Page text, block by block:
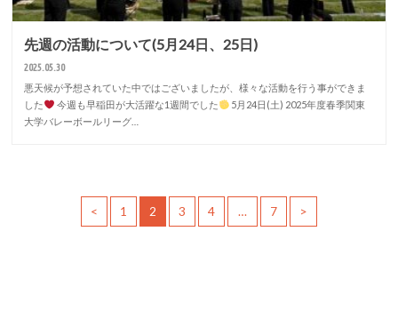
先週の活動について(5月24日、25日)
2025.05.30
悪天候が予想されていた中ではございましたが、様々な活動を行う事ができま
した
今週も早稲田が大活躍な1週間でした
5月24日(土) 2025年度春季関東
大学バレーボールリーグ…
< 1 2 3 4 … 7 >